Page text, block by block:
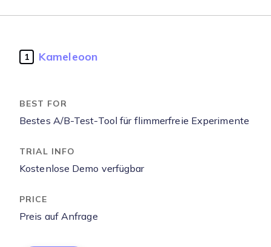
1 Kameleoon
Bestes A/B-Test-Tool für flimmerfreie Experimente
Kostenlose Demo verfügbar
Preis auf Anfrage